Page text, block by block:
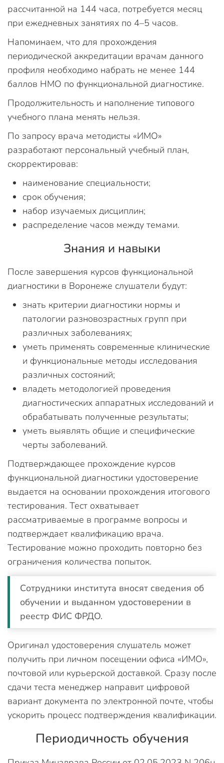
рассчитанной на 144 часа, потребуется месяц
при ежедневных занятиях по 4–5 часов.
Напоминаем, что для прохождения
периодической аккредитации врачам данного
профиля необходимо набрать не менее 144
баллов НМО по функциональной диагностике.
Продолжительность и наполнение типового
учебного плана менять нельзя.
По запросу врача методисты «ИМО»
разработают персональный учебный план,
скорректировав:
наименование специальности;
срок обучения;
набор изучаемых дисциплин;
распределение часов между темами.
Знания и навыки
После завершения курсов функциональной
диагностики в Воронеже слушатели будут:
знать критерии диагностики нормы и
патологии разновозрастных групп при
различных заболеваниях;
уметь применять современные клинические
и функциональные методы исследования
различных состояний;
владеть методологией проведения
диагностических аппаратных исследований и
обрабатывать полученные результаты;
уметь выявлять общие и специфические
черты заболеваний.
Подтверждающее прохождение курсов
функциональной диагностики удостоверение
выдается на основании прохождения итогового
тестирования. Тест охватывает
рассматриваемые в программе вопросы и
подтверждает квалификацию врача.
Тестирование можно проходить повторно без
ограничения количества попыток.
Сотрудники института вносят сведения об
обучении и выданном удостоверении в
реестр ФИС ФРДО.
Оригинал удостоверения слушатель может
получить при личном посещении офиса «ИМО»,
почтовой или курьерской доставкой. Сразу после
сдачи теста менеджер направит цифровой
вариант документа по электронной почте, чтобы
ускорить процесс подтверждения квалификации.
Периодичность обучения